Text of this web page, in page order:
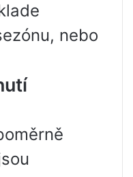
nebo